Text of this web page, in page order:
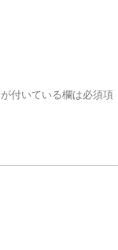
が付いている欄は必須項